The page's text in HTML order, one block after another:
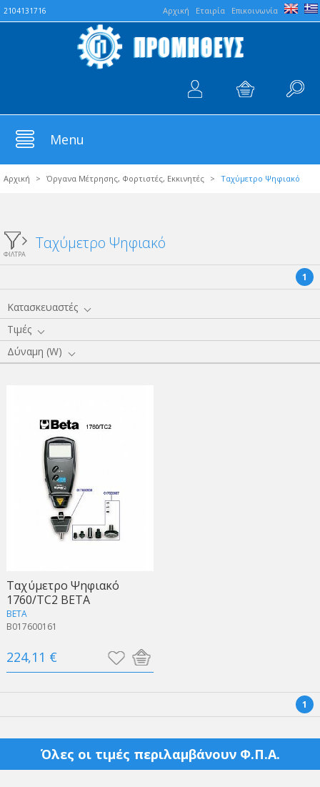
Aρχική Εταιρία Επικοινωνία
2104131716
Menu
Αρχική > Όργανα Μέτρησης, Φορτιστές, Εκκινητές > Tαχύμετρο Ψηφιακό
ΦΙΛΤΡΑ
Tαχύμετρο Ψηφιακό
1
Κατασκευαστές
Τιμές
Δύναμη (W)
Ταχύμετρο Ψηφιακό
1760/TC2 BETA
BETA
B017600161
224,11 €
1
Όλες οι τιμές περιλαμβάνουν Φ.Π.Α.